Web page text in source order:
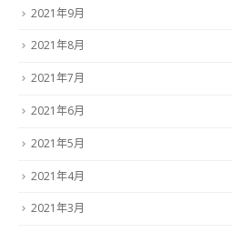
2021年9月
2021年8月
2021年7月
2021年6月
2021年5月
2021年4月
2021年3月